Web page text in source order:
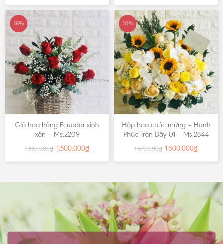
-18%
Giỏ hoa hồng Ecuador xinh
xắn – Ms:2209
1.830.000₫ 1.500.000₫
-10%
Hộp hoa chúc mừng – Hạnh
Phúc Tràn Đầy 01 – Ms:2844
1.670.000₫ 1.500.000₫